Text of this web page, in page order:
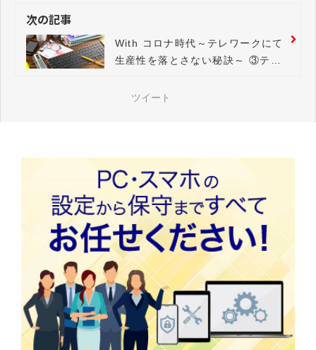
次の記事
With コロナ時代～テレワークにて
生産性を落とさない秘訣～ ③テレ
ミュニケーションの実現方法
ツイート